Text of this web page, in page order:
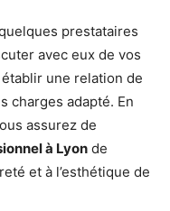
prestataires
avec eux de vos
une relation de
charges adapté. En
assurez de
à Lyon de
et à l’esthétique de